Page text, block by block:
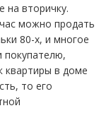
на вторичку.
можно продать
80-х, и многое
покупателю,
квартиры в доме
то его